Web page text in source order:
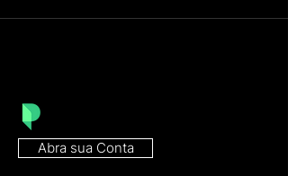
Abra sua Conta